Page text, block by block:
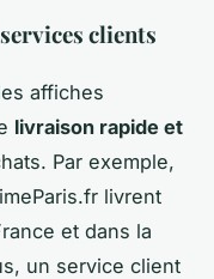
clients
affiches
livraison rapide et
Par exemple,
livrent
et dans la
un service client